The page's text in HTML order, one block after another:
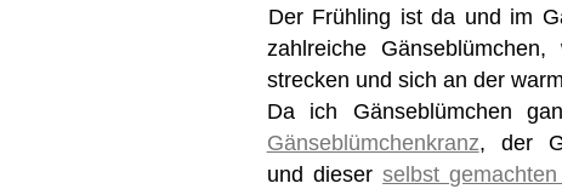
Der Frühling ist da und im
zahlreiche
strecken und sich an der
Da ich Gänseblümchen
Gänseblümchenkranz, der
und dieserselbst